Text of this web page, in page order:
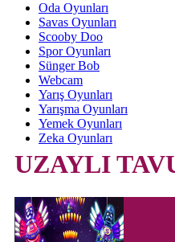
Oda Oyunları
Savas Oyunları
Scooby Doo
Spor Oyunları
Sünger Bob
Webcam
Yarış Oyunları
Yarışma Oyunları
Yemek Oyunları
Zeka Oyunları
UZAYLI